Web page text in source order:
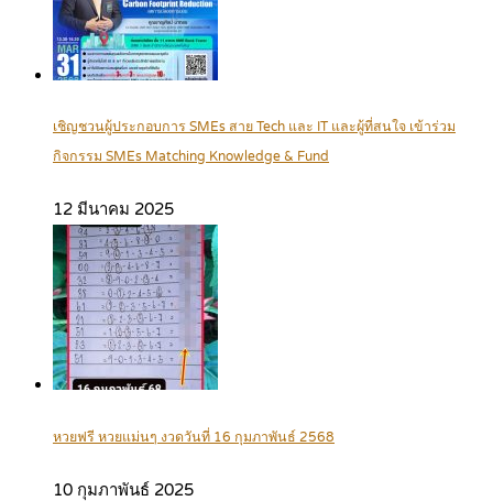
เชิญชวนผู้ประกอบการ SMEs สาย Tech และ IT และผู้ที่สนใจ เข้าร่วม
กิจกรรม SMEs Matching Knowledge & Fund
12 มีนาคม 2025
หวยฟรี หวยแม่นๆ งวดวันที่ 16 กุมภาพันธ์ 2568
10 กุมภาพันธ์ 2025